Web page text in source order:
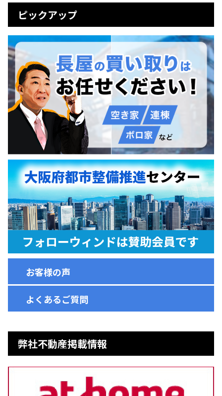
ピックアップ
お客様の声
よくあるご質問
弊社不動産掲載情報